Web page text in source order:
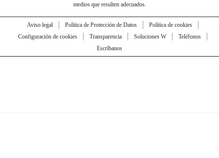
medios que resulten adecuados.
Aviso legal Política de Protección de Datos
Política de cookies
Configuración de cookies
Transparencia Soluciones W
Teléfonos
Escríbanos